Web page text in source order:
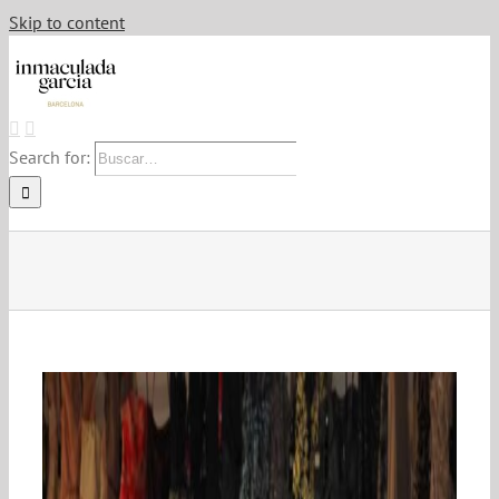
Skip to content
Search for: